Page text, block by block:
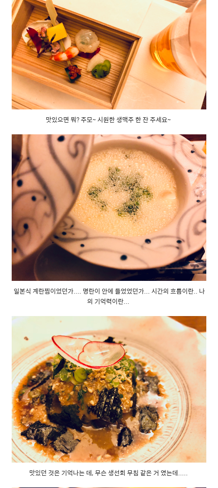
맛있으면 뭐? 주모~ 시원한 생맥주 한 잔 주세요~
일본식 계란찜이었던가.... 명란이 안에 들었었던가... 시간의 흐름이란.. 나
의 기억력이란...
맛있던 것은 기억나는 데, 무슨 생선회 무침 같은 거 였는데.....